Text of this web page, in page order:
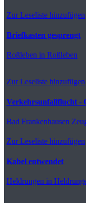
Zur Leseliste hinzufügen
Briefkasten gesprengt
Roßleben in Roßleben
Zur Leseliste hinzufügen
Verkehrsunfallflucht -
Bad Frankenhausen
Zur Leseliste hinzufügen
Kabel entwendet
Heldrungen in